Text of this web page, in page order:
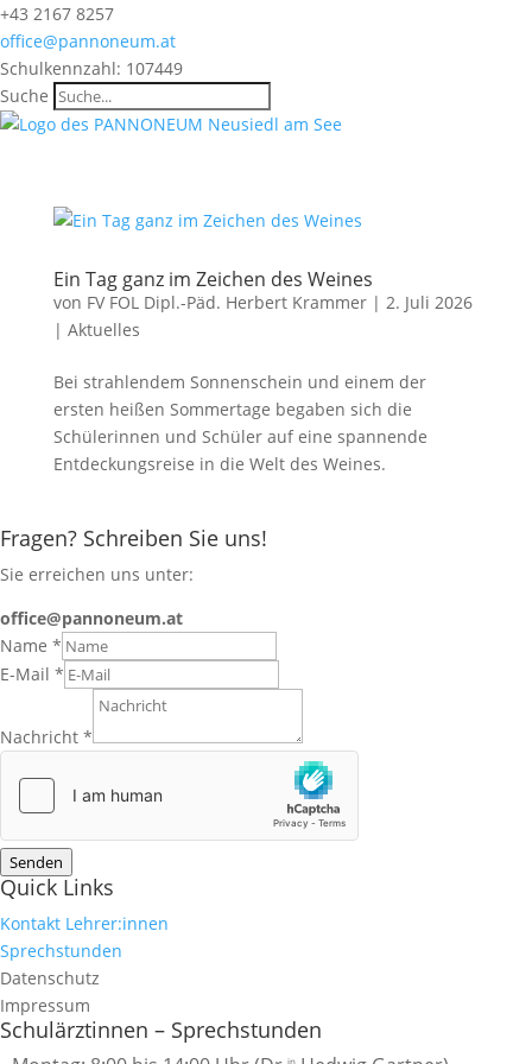
+43 2167 8257
office@pannoneum.at
Schulkennzahl: 107449
Suche
Ein Tag ganz im Zeichen des Weines
von FV FOL Dipl.-Päd. Herbert Krammer| 2. Juli 2026
| Aktuelles
Bei strahlendem Sonnenschein und einem der
ersten heißen Sommertage begaben sich die
Schülerinnen und Schüler auf eine spannende
Entdeckungsreise in die Welt des Weines.
Fragen? Schreiben Sie uns!
Sie erreichen uns unter:
office@pannoneum.at
Name *
E-Mail *
Nachricht *
Senden
Quick Links
Kontakt Lehrer:innen
Sprechstunden
Datenschutz
Impressum
Schulärztinnen – Sprechstunden
in